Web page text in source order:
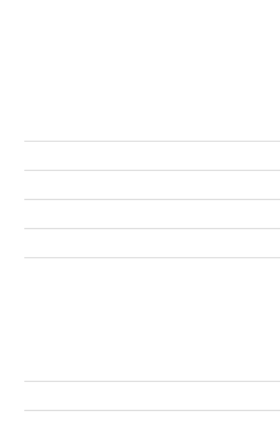
Ofertas
Manicure
Peluquería
Elige tu kit MARDA.CL
Pestañas
Políticas de privacidad
Terminos y condiciones